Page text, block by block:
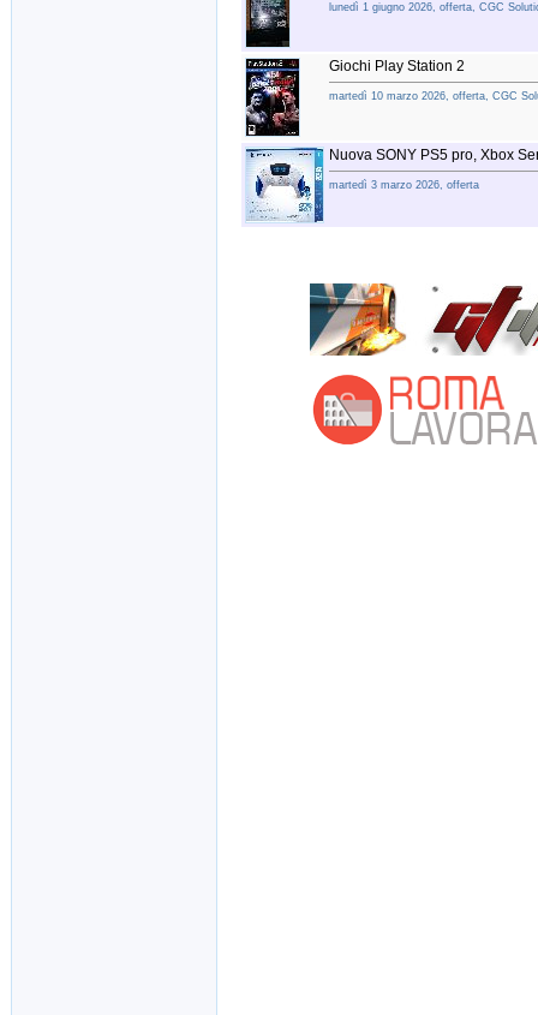
lunedì 1 giugno 2026, offerta, CGC
Giochi Play Station 2
martedì 10 marzo 2026, offerta, CGC
Nuova SONY PS5 pro, Xbox
martedì 3 marzo 2026, offerta